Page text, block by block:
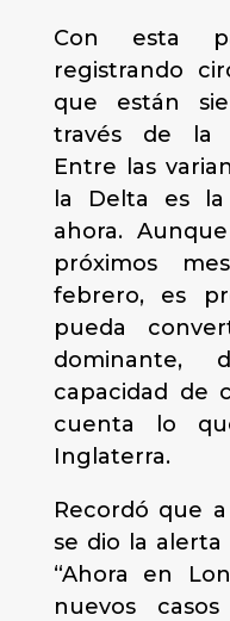
Con esta
registrando
que están
través de la
Entre las
la Delta es
ahora.
próximos
febrero, es
pueda
capacidad de
cuenta lo
Inglaterra.
Recordó que
se dio la
“Ahora en
nuevos